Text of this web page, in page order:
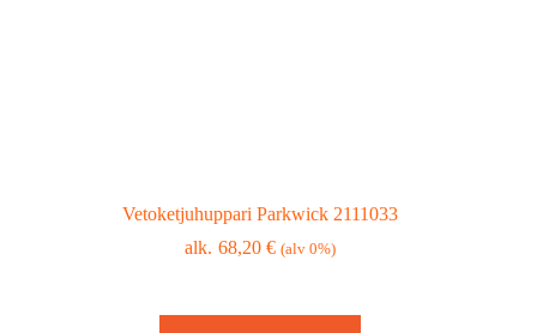
Vetoketjuhuppari Parkwick 2111033
68,20€ (alv 0%)